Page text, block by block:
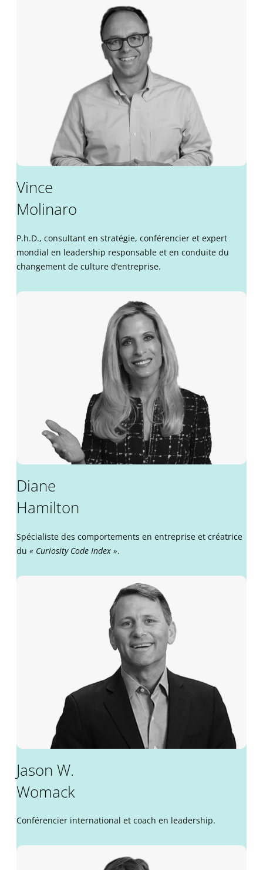
Vince
Molinaro
P.h.D., consultant en stratégie, conférencier et expert
mondial en leadership responsable et en conduite du
changement de culture d’entreprise.
Diane
Hamilton
Spécialiste des comportements en entreprise et créatrice
du « Curiosity Code Index ».
Jason W.
Womack
Conférencier international et coach en leadership.